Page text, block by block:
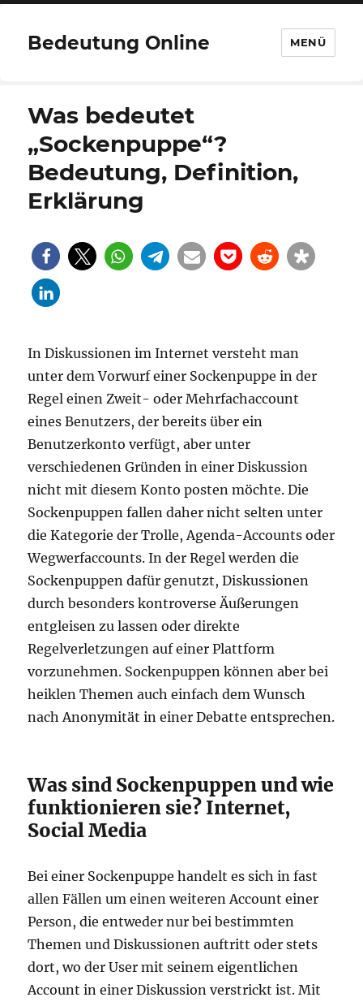
Bedeutung Online MENÜ
Was bedeutet
„Sockenpuppe“?
Bedeutung, Definition,
Erklärung
In Diskussionen im Internet versteht man
unter dem Vorwurf einer Sockenpuppe in der
Regel einen Zweit- oder Mehrfachaccount
eines Benutzers, der bereits über ein
Benutzerkonto verfügt, aber unter
verschiedenen Gründen in einer Diskussion
nicht mit diesem Konto posten möchte. Die
Sockenpuppen fallen daher nicht selten unter
die Kategorie der Trolle, Agenda-Accounts oder
Wegwerfaccounts. In der Regel werden die
Sockenpuppen dafür genutzt, Diskussionen
durch besonders kontroverse Äußerungen
entgleisen zu lassen oder direkte
Regelverletzungen auf einer Plattform
vorzunehmen. Sockenpuppen können aber bei
heiklen Themen auch einfach dem Wunsch
nach Anonymität in einer Debatte entsprechen.
Was sind Sockenpuppen und wie
funktionieren sie? Internet,
Social Media
Bei einer Sockenpuppe handelt es sich in fast
allen Fällen um einen weiteren Account einer
Person, die entweder nur bei bestimmten
Themen und Diskussionen auftritt oder stets
dort, wo der User mit seinem eigentlichen
Account in einer Diskussion verstrickt ist. Mit